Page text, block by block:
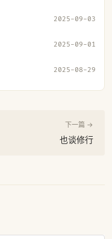
2025-09-03
2025-09-01
2025-08-29
下一篇 →
也谈修行